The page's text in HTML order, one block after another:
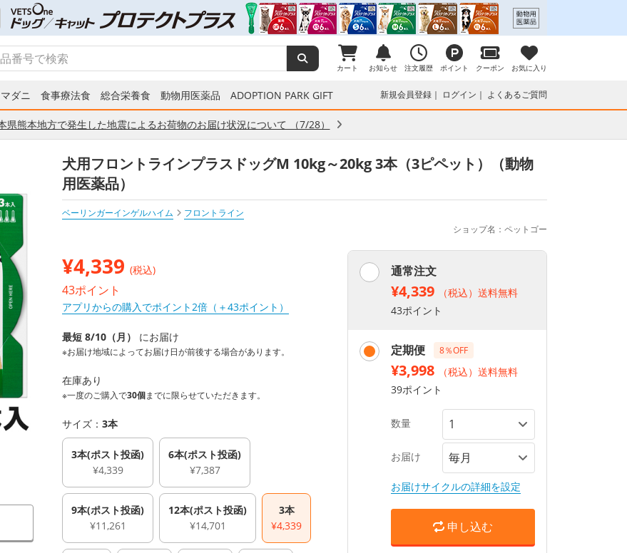
カート お知らせ 注文履歴 ポイント クーポン お気に入り
ダニ 食事療法食 総合栄養食 動物用医薬品 ADOPTION PARK GIFT 新規会員登録 ログイン よくあるご質問
県熊本地方で発生した地震によるお荷物のお届け状況について （7/28）
犬用フロントラインプラスドッグM 10kg～20kg 3本（3ピペット）（動物
用医薬品）
ベーリンガーインゲルハイム
フロントライン
ショップ名：ペットゴー
¥4,339 (税込)
43ポイント
アプリからの購入でポイント2倍（＋43ポイント）
最短 8/10（月） にお届け
※お届け地域によってお届け日が前後する場合があります。
在庫あり
※一度のご購入で30個までに限らせていただきます。
サイズ： 3本
3本(ポスト投函)
¥4,339
6本(ポスト投函)
¥7,387
9本(ポスト投函)
¥11,261
12本(ポスト投函)
¥14,701
3本
¥4,339
通常注文
¥4,339
（税込）送料無料
43ポイント
定期便 8％OFF
¥3,998
（税込）送料無料
39ポイント
数量
お届け
お届けサイクルの詳細を設定
申し込む